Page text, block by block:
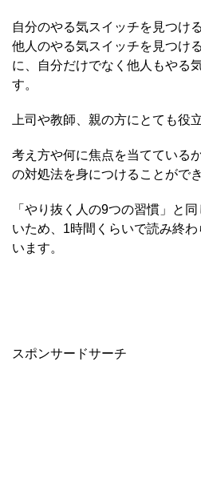
自分のやる気スイッチを見つけ
他人のやる気スイッチを見つけ
に、自分だけでなく他人もやる
す。
上司や教師、親の方にとても役
考え方や何に焦点を当てている
の対処法を身につけることができ
「やり抜く人の9つの習慣」と
いため、1時間くらいで読み終
います。
スポンサードサーチ